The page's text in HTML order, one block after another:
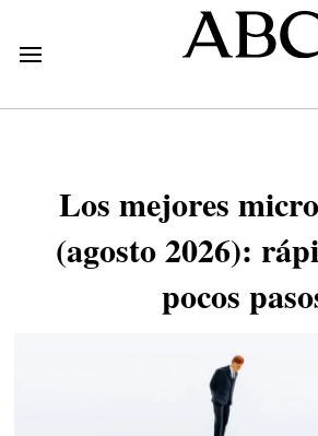
Los mejores
(agosto 2026):
pocos